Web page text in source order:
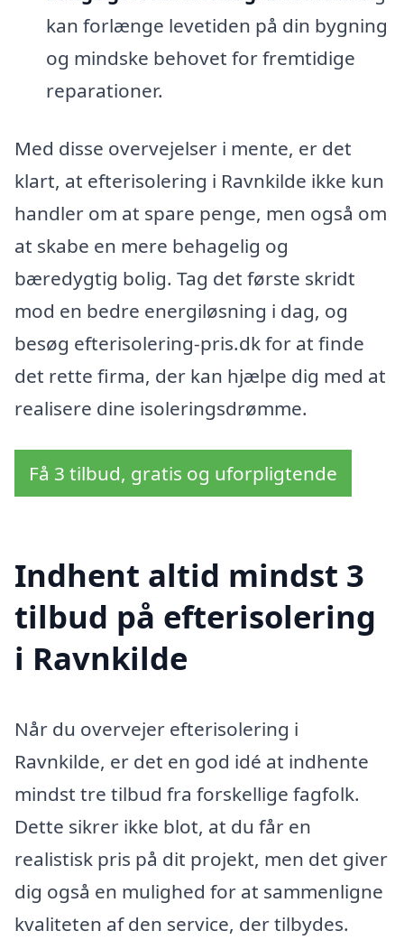
kan forlænge levetiden på din bygning
og mindske behovet for fremtidige
reparationer.
Med disse overvejelser i mente, er det
klart, at efterisolering i Ravnkilde ikke kun
handler om at spare penge, men også om
at skabe en mere behagelig og
bæredygtig bolig. Tag det første skridt
mod en bedre energiløsning i dag, og
besøg efterisolering-pris.dk for at finde
det rette firma, der kan hjælpe dig med at
realisere dine isoleringsdrømme.
Få 3 tilbud, gratis og uforpligtende
Indhent altid mindst 3
tilbud på efterisolering
i Ravnkilde
Når du overvejer efterisolering i
Ravnkilde, er det en god idé at indhente
mindst tre tilbud fra forskellige fagfolk.
Dette sikrer ikke blot, at du får en
realistisk pris på dit projekt, men det giver
dig også en mulighed for at sammenligne
kvaliteten af den service, der tilbydes.